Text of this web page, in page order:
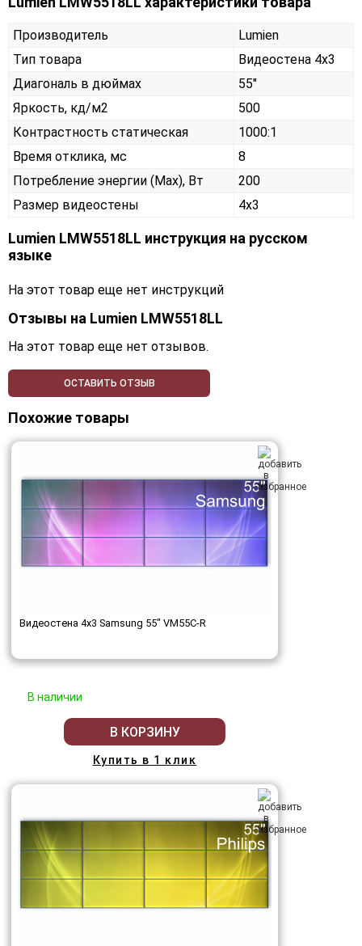
Производитель
Lumien
Тип товара
Видеостена 4х3
Диагональ в дюймах
55"
Яркость, кд/м2
500
Контрастность статическая
1000:1
Время отклика, мс
8
Потребление энергии (Max), Вт
200
Размер видеостены
4x3
Lumien LMW5518LL инструкция на русском
языке
На этот товар еще нет инструкций
Отзывы на Lumien LMW5518LL
На этот товар еще нет отзывов.
ОСТАВИТЬ ОТЗЫВ
Похожие товары
Видеостена 4x3 Samsung 55" VM55C-R
В наличии
В КОРЗИНУ
Купить в 1 клик